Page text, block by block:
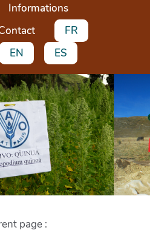
Informations
FR
EN
ES
page :